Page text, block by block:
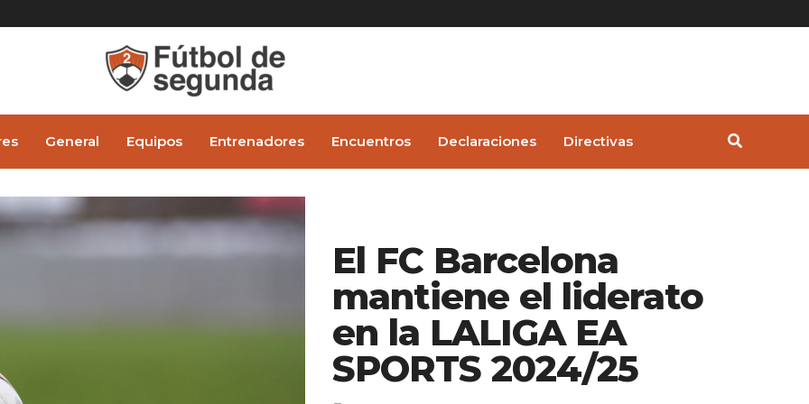
General Equipos Entrenadores Encuentros Declaraciones Directivas
El FC Barcelona
mantiene el liderato
en la LALIGA EA
SPORTS 2024/25